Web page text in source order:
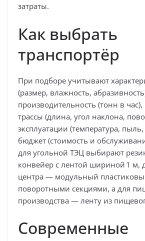
затраты.
Как выбрать
транспортёр
При подборе учитывают
(размер, влажность,
производительность (тонн в
трассы (длина, угол наклона,
эксплуатации (температура,
бюджет (стоимость и
для угольной ТЭЦ выбирают
конвейер с лентой шириной 1 м,
центра — модульный
поворотными секциями, а для
производства — ленту из
Современные